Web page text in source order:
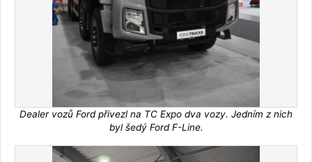
Dealer vozů Ford přivezl na TC Expo dva vozy. Jedním z nich
byl šedý Ford F-Line.